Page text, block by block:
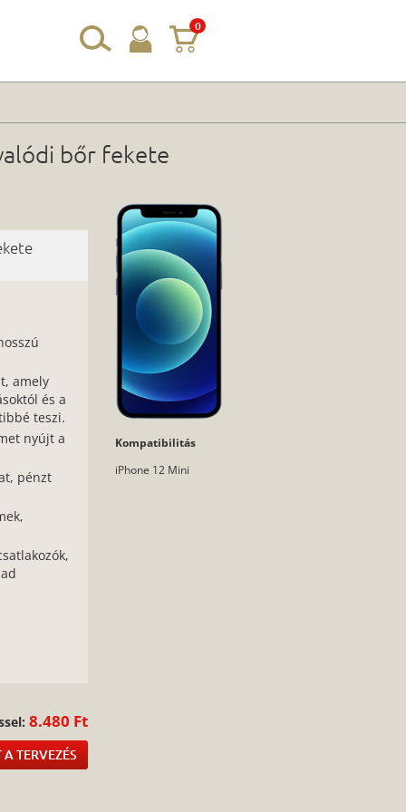
0
bőr fekete
amely
és a
teszi.
nyújt a
pénzt
8.480 Ft
TERVEZÉS
Kompatibilitás
iPhone 12 Mini